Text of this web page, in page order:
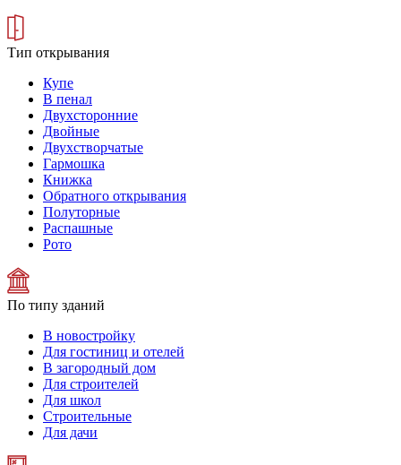
Тип открывания
Купе
В пенал
Двухсторонние
Двойные
Двухстворчатые
Гармошка
Книжка
Обратного открывания
Полуторные
Распашные
Рото
По типу зданий
В новостройку
Для гостиниц и отелей
В загородный дом
Для строителей
Для школ
Строительные
Для дачи